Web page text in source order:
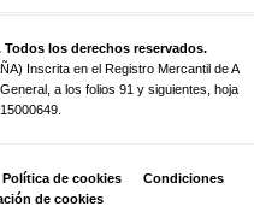
los derechos reservados.
Inscrita en el Registro Mercantil de A
a los folios 91 y siguientes, hoja
Política de cookies
Condiciones
de cookies